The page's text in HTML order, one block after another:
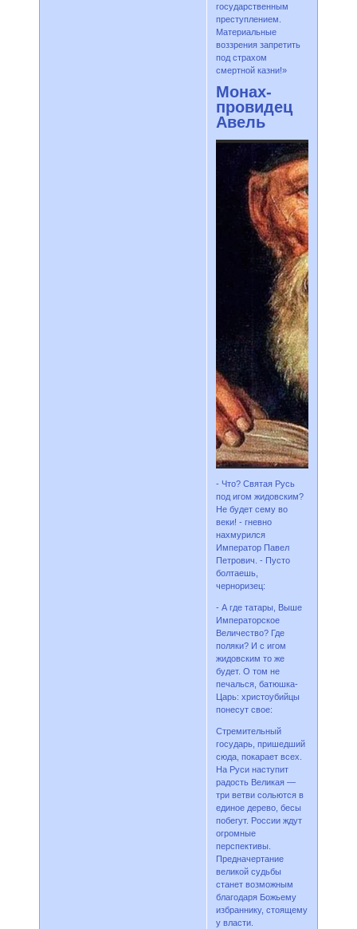
государственным
преступлением.
Материальные
воззрения запретить
под страхом
смертной казни!»
Монах-
провидец
Авель
- Что? Святая Русь
под игом жидовским?
Не будет сему во
веки! - гневно
нахмурился
Император Павел
Петрович. - Пусто
болтаешь,
черноризец:
- А где татары, Выше
Императорское
Величество? Где
поляки? И с игом
жидовским то же
будет. О том не
печалься, батюшка-
Царь: христоубийцы
понесут свое:
Стремительный
государь, пришедший
сюда, покарает всех.
На Руси наступит
радость Великая —
три ветви сольются в
единое дерево, бесы
побегут. России ждут
огромные
перспективы.
Предначертание
великой судьбы
станет возможным
благодаря Божьему
избраннику, стоящему
у власти.